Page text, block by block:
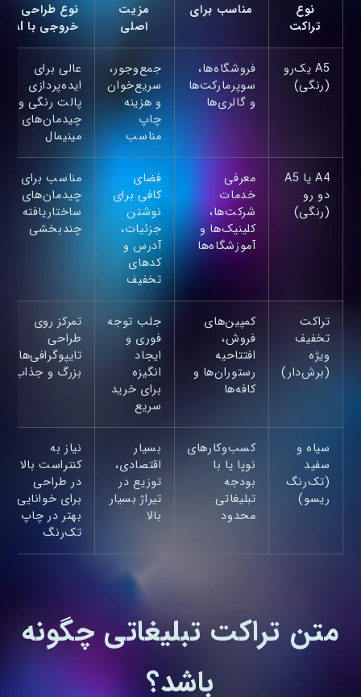
نوع
تراکت
مناسب برای
مزیت
اصلی
نوع طراحی و
خروجی با AI
A5 یک‌رو
(رنگی)
فروشگاه‌ها،
سوپرمارکت‌ها
و گالری‌ها
جمع‌وجور،
سریع‌خوان
و هزینه
چاپ
مناسب
عالی برای
ایده‌پردازی
پالت رنگی و
چیدمان‌های
مینیمال
A4 یا A5
دو رو
(رنگی)
معرفی
خدمات
شرکت‌ها،
کلینیک‌ها و
آموزشگاه‌ها
فضای
کافی برای
نوشتن
جزئیات،
آدرس و
کدهای
تخفیف
مناسب برای
چیدمان‌های
ساختاریافته و
چندبخشی
تراکت
تخفیف
ویژه
(برش‌دار)
کمپین‌های
فروش،
افتتاحیه
رستوران‌ها و
کافه‌ها
جلب توجه
فوری و
ایجاد
انگیزه
برای خرید
سریع
تمرکز روی
طراحی
تایپوگرافی‌های
بزرگ و جذاب
سیاه و
سفید
(تک‌رنگ
ریسو)
کسب‌وکارهای
نوپا یا با
بودجه
تبلیغاتی
محدود
بسیار
اقتصادی،
توزیع در
تیراژ بسیار
بالا
نیاز به
کنتراست بالا
در طراحی
برای خوانایی
بهتر در چاپ
تک‌رنگ
متن تراکت تبلیغاتی چگونه
باشد؟